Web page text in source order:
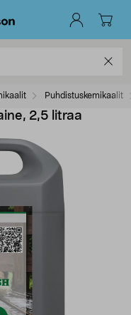
Puhdistuskemikaalit
2,5 litraa